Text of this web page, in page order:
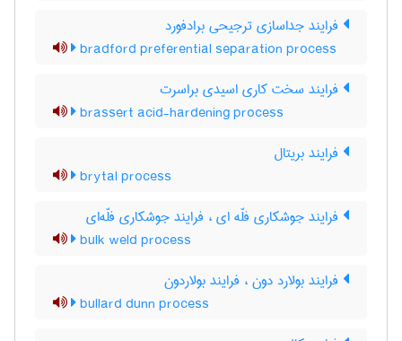
فرایند جداسازی ترجیحی برادفورد
bradford preferential separation process
فرایند سخت کاری اسیدی براسرت
brassert acid-hardening process
فرایند بریتال
brytal process
فرایند جوشکاری فلّه ای ، فرایند جوشکاری فلّه‌ای
bulk weld process
فرایند بولارد دون ، فرایند بولاردون
bullard dunn process